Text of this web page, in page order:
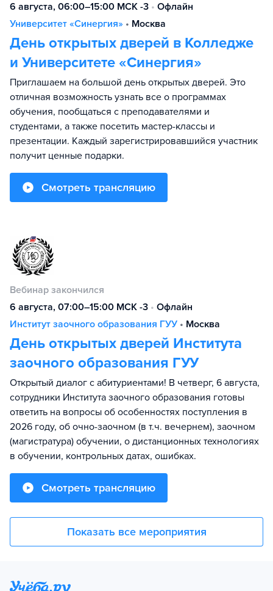
6 августа, 06:00–15:00 МСК -3 • Офлайн
Университет «Синергия» • Москва
День открытых дверей в Колледже
и Университете «Синергия»
Приглашаем на большой день открытых дверей. Это
отличная возможность узнать все о программах
обучения, пообщаться с преподавателями и
студентами, а также посетить мастер-классы и
презентации. Каждый зарегистрировавшийся участник
получит ценные подарки.
Смотреть трансляцию
Вебинар закончился
6 августа, 07:00–15:00 МСК -3 • Офлайн
Институт заочного образования ГУУ • Москва
День открытых дверей Института
заочного образования ГУУ
Открытый диалог с абитуриентами! В четверг, 6 августа,
сотрудники Института заочного образования готовы
ответить на вопросы об особенностях поступления в
2026 году, об очно-заочном (в т.ч. вечернем), заочном
(магистратура) обучении, о дистанционных технологиях
в обучении, контрольных датах, ошибках.
Смотреть трансляцию
Показать все мероприятия